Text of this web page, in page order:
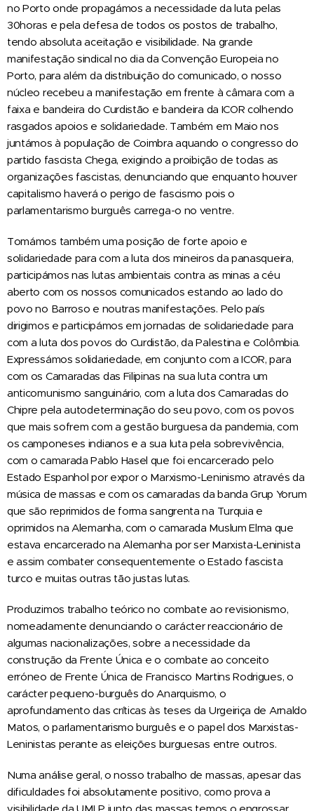
no Porto onde propagámos a necessidade da luta pelas
30horas e pela defesa de todos os postos de trabalho,
tendo absoluta aceitação e visibilidade. Na grande
manifestação sindical no dia da Convenção Europeia no
Porto, para além da distribuição do comunicado, o nosso
núcleo recebeu a manifestação em frente à câmara com a
faixa e bandeira do Curdistão e bandeira da ICOR colhendo
rasgados apoios e solidariedade. Também em Maio nos
juntámos à população de Coimbra aquando o congresso do
partido fascista Chega, exigindo a proibição de todas as
organizações fascistas, denunciando que enquanto houver
capitalismo haverá o perigo de fascismo pois o
parlamentarismo burguês carrega-o no ventre.
Tomámos também uma posição de forte apoio e
solidariedade para com a luta dos mineiros da panasqueira,
participámos nas lutas ambientais contra as minas a céu
aberto com os nossos comunicados estando ao lado do
povo no Barroso e noutras manifestações. Pelo país
dirigimos e participámos em jornadas de solidariedade para
com a luta dos povos do Curdistão, da Palestina e Colômbia.
Expressámos solidariedade, em conjunto com a ICOR, para
com os Camaradas das Filipinas na sua luta contra um
anticomunismo sanguinário, com a luta dos Camaradas do
Chipre pela autodeterminação do seu povo, com os povos
que mais sofrem com a gestão burguesa da pandemia, com
os camponeses indianos e a sua luta pela sobrevivência,
com o camarada Pablo Hasel que foi encarcerado pelo
Estado Espanhol por expor o Marxismo-Leninismo através da
música de massas e com os camaradas da banda Grup Yorum
que são reprimidos de forma sangrenta na Turquia e
oprimidos na Alemanha, com o camarada Muslum Elma que
estava encarcerado na Alemanha por ser Marxista-Leninista
e assim combater consequentemente o Estado fascista
turco e muitas outras tão justas lutas.
Produzimos trabalho teórico no combate ao revisionismo,
nomeadamente denunciando o carácter reaccionário de
algumas nacionalizações, sobre a necessidade da
construção da Frente Única e o combate ao conceito
erróneo de Frente Única de Francisco Martins Rodrigues, o
carácter pequeno-burguês do Anarquismo, o
aprofundamento das críticas às teses da Urgeiriça de Arnaldo
Matos, o parlamentarismo burguês e o papel dos Marxistas-
Leninistas perante as eleições burguesas entre outros.
Numa análise geral, o nosso trabalho de massas, apesar das
dificuldades foi absolutamente positivo, como prova a